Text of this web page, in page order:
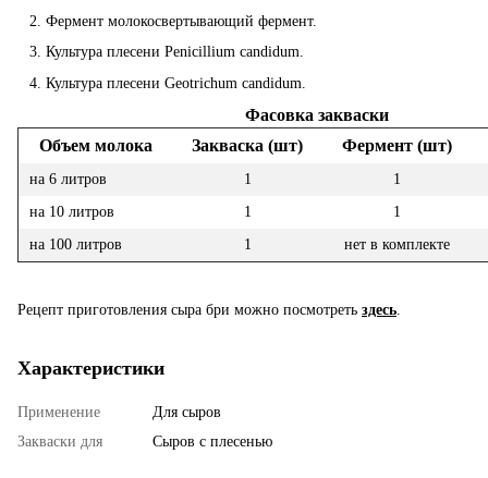
Фермент молокосвертывающий фермент.
Культура плесени Penicillium candidum.
Культура плесени Geotrichum candidum.
Фасовка закваски
Объем молока
Закваска (шт) Фермент (шт)
на 6 литров 1
1
на 10 литров
1
1
на 100 литров
1 нет в комплекте
Рецепт приготовления сыра бри можно посмотреть здесь.
Характеристики
Применение
Для сыров
Закваски для
Сыров с плесенью